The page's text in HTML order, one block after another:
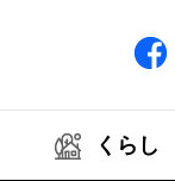
くらし